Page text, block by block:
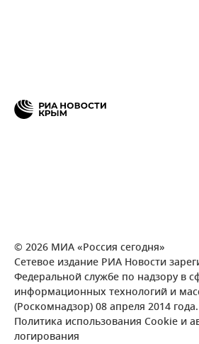
© 2026 МИА «Россия сегодня»
Сетевое издание РИА Новости
Федеральной службе по надзору в
информационных технологий и
(Роскомнадзор) 08 апреля 2014 года.
Политика использования Cookie и
логирования